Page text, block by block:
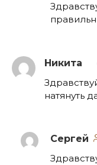
Никита
натянуть
Сергей